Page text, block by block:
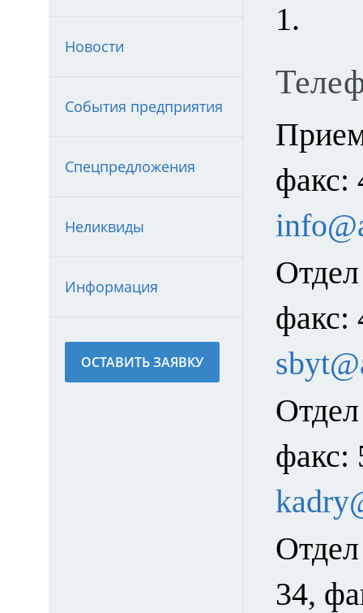
Новости
События предприятия
Спецпредложения
Неликвиды
Информация
ОСТАВИТЬ ЗАЯВКУ
1.
факс:
факс:
факс:
34,